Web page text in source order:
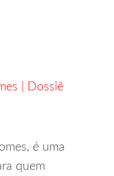
| Dossiê
é uma
quem